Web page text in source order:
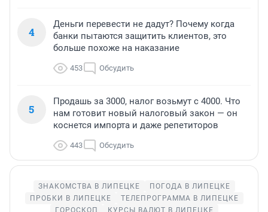
4
Деньги перевести не дадут? Почему когда
банки пытаются защитить клиентов, это
больше похоже на наказание
453 Обсудить
5
Продашь за 3000, налог возьмут с 4000. Что
нам готовит новый налоговый закон — он
коснется импорта и даже репетиторов
443 Обсудить
ЗНАКОМСТВА В ЛИПЕЦКЕ
ПОГОДА В ЛИПЕЦКЕ
ПРОБКИ В ЛИПЕЦКЕ
ТЕЛЕПРОГРАММА В ЛИПЕЦКЕ
ГОРОСКОП
КУРСЫ ВАЛЮТ В ЛИПЕЦКЕ